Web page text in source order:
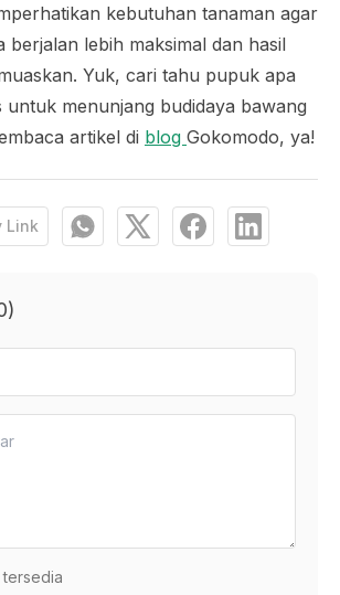
kebutuhan tanaman agar
berjalan lebih maksimal dan hasil
Yuk, cari tahu pupuk apa
untuk menunjang budidaya bawang
artikel di blog Gokomodo, ya!
Link
)